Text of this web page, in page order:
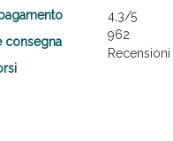
consegna
4,3/5
962
Recensioni